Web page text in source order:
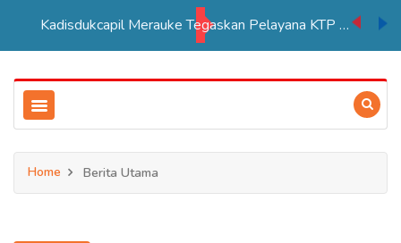
Kadisdukcapil Merauke Tegaskan Pelayana KTP Sesuai SOP
Home Berita Utama